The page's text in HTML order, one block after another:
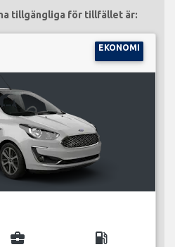
tillgängliga för tillfället är:
EKONOMI
business_center local_gas_station